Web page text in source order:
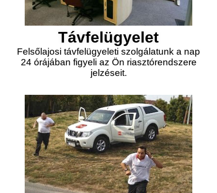
Távfelügyelet
Felsőlajosi távfelügyeleti szolgálatunk a nap
24 órájában figyeli az Ön riasztórendszere
jelzéseit.